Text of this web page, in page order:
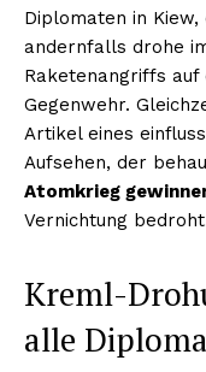
Diplomaten in
andernfalls drohe
Raketenangriffs auf
Gegenwehr.
Artikel eines
Aufsehen, der
Atomkrieg
Vernichtung
Kreml-
alle